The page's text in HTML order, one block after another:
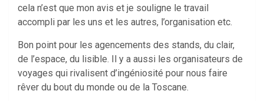
cela n’est que mon avis et je souligne le travail
accompli par les uns et les autres, l’organisation etc.
Bon point pour les agencements des stands, du clair,
de l’espace, du lisible. Il y a aussi les organisateurs de
voyages qui rivalisent d’ingéniosité pour nous faire
rêver du bout du monde ou de la Toscane.